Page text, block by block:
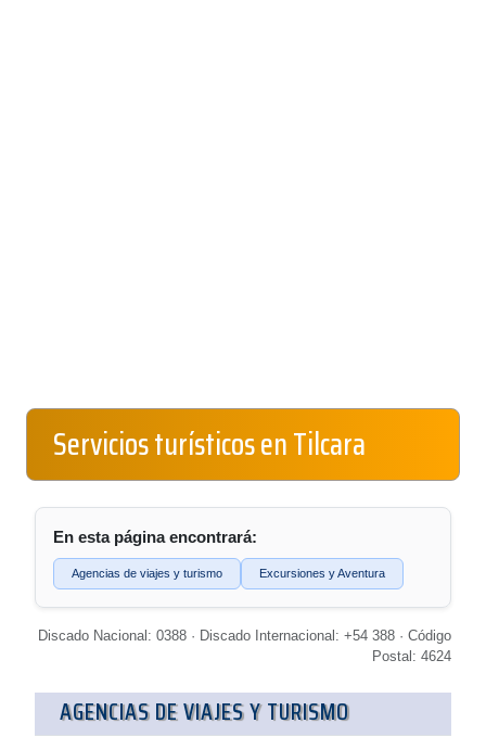
Servicios turísticos en Tilcara
En esta página encontrará:
Agencias de viajes y turismo Excursiones y Aventura
Discado Nacional: 0388 · Discado Internacional: +54 388 · Código
Postal: 4624
AGENCIAS DE VIAJES Y TURISMO